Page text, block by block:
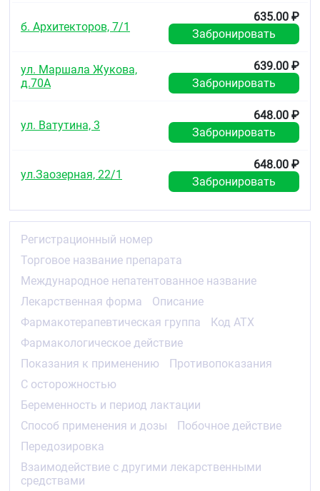
б. Архитекторов, 7/1
635.00 ₽
Забронировать
ул. Маршала Жукова,
д.70А
639.00 ₽
Забронировать
ул. Ватутина, 3
648.00 ₽
Забронировать
ул.Заозерная, 22/1
648.00 ₽
Забронировать
Регистрационный номер
Торговое название препарата
Международное непатентованное название
Лекарственная форма
Описание
Фармакотерапевтическая группа
Код ATX
Фармакологическое действие
Показания к применению
Противопоказания
С осторожностью
Беременность и период лактации
Способ применения и дозы
Побочное действие
Передозировка
Взаимодействие с другими лекарственными
средствами